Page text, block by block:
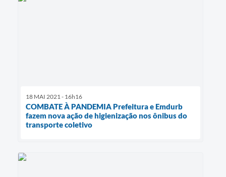
18 MAI 2021 - 16h16
COMBATE À PANDEMIA Prefeitura e Emdurb
fazem nova ação de higienização nos ônibus do
transporte coletivo